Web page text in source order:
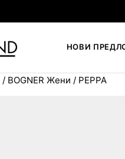
НОВИ
/ BOGNER Жени / PEPPA